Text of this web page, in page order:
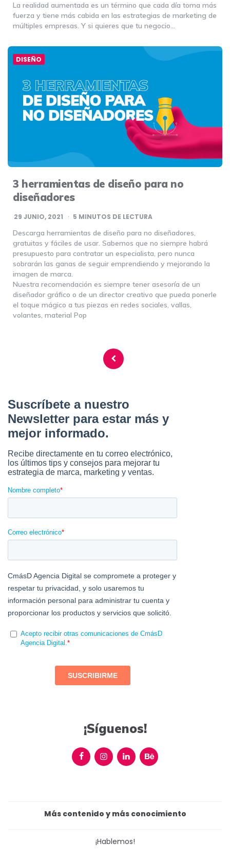
La realidad aumentada es un término que cada día toma más
fuerza y tiene más cabida en las estrategias de marketing de
múltiples empresas. Y si quieres que tu negocio…
DISEÑO
3 herramientas de diseño para no
diseñadores
29 JUNIO, 2021 5 MINUTOS DE LECTURA
Descarga herramientas de diseño para no diseñadores,
gratuitas y fáciles de usar. Sabemos que no siempre habrá
presupuesto para contratar un especialista, pero nunca
sobrarán las ganas de seguir emprendiendo y mejorando la
imagen de marca.
Nuestra recomendación es siempre tener asesoría de un
diseñador gráfico o de un director creativo que pueda ponerle
el toque mágico a tus piezas en redes sociales, vallas,
volantes, material Pop
¡Síguenos!
Más contenido y más conocimiento
¡Hablemos!